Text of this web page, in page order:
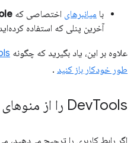
با میانبرهای اختصاصی که
آخرین پنلی که استفاده
علاوه بر این، یاد بگیرید که چگونه
طور خودکار باز کنید .
DevTools را از منوهای کروم باز کنید
اگر رابط کاربری را ترجیح می‌دهید،